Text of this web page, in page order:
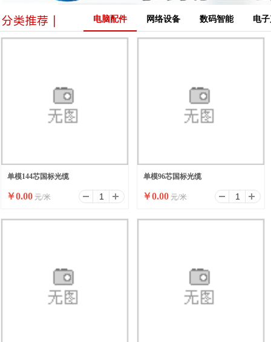
电脑配件 网络设备 数码智能 电
单模144芯国标光缆
￥0.00 元/米
单模96芯国标光缆
￥0.00 元/米